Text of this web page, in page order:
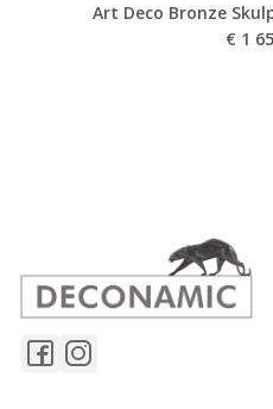
Art Deco Bronze
€ 1